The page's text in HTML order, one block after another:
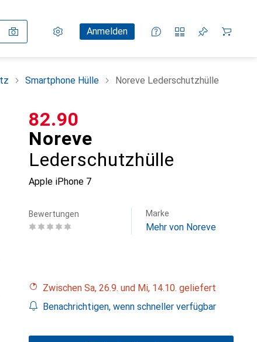
Einstellungen
KundenkontoAnmelden
Vergleichslisten
Merklisten
Warenkorb
Smartphone Hülle Noreve Lederschutzhülle
Noreve
Lederschutzhülle
Apple iPhone 7
CHF
82.90
Bewertungen Marke
Mehr von Noreve
Zwischen Sa, 26.9. und Mi, 14.10. geliefert
Benachrichtigen, wenn schneller verfügbar